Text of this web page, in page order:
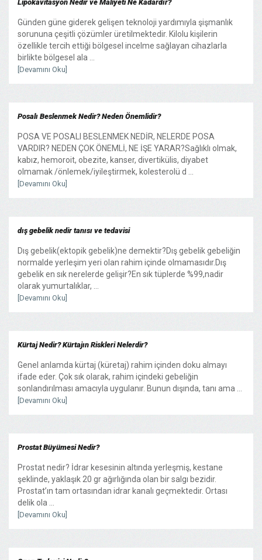
Lipokavitasyon Nedir ve Maliyeti Ne Kadardır?
Günden güne giderek gelişen teknoloji yardımıyla şişmanlık
sorununa çeşitli çözümler üretilmektedir. Kilolu kişilerin
özellikle tercih ettiği bölgesel incelme sağlayan cihazlarla
birlikte bölgesel ala ...
[Devamını Oku]
Posalı Beslenmek Nedir? Neden Önemlidir?
POSA VE POSALI BESLENMEK NEDİR, NELERDE POSA
VARDIR? NEDEN ÇOK ÖNEMLİ, NE İŞE YARAR?Sağlıklı olmak,
kabız, hemoroit, obezite, kanser, divertikülis, diyabet
olmamak /önlemek/iyileştirmek, kolesterolü d ...
[Devamını Oku]
dış gebelik nedir tanısı ve tedavisi
Dış gebelik(ektopik gebelik)ne demektir?Dış gebelik gebeliğin
normalde yerleşim yeri olan rahim içinde olmamasıdır.Dış
gebelik en sık nerelerde gelişir?En sık tüplerde %99,nadir
olarak yumurtalıklar, ...
[Devamını Oku]
Kürtaj Nedir? Kürtajın Riskleri Nelerdir?
Genel anlamda kürtaj (küretaj) rahim içinden doku almayı
ifade eder. Çok sık olarak, rahim içindeki gebeliğin
sonlandırılması amacıyla uygulanır. Bunun dışında, tanı ama ...
[Devamını Oku]
Prostat Büyümesi Nedir?
Prostat nedir? İdrar kesesinin altında yerleşmiş, kestane
şeklinde, yaklaşık 20 gr ağırlığında olan bir salgı bezidir.
Prostat’ın tam ortasından idrar kanalı geçmektedir. Ortası
delik ola ...
[Devamını Oku]